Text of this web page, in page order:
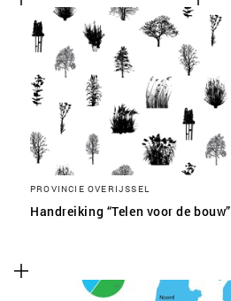
PROVINCIE OVERIJSSEL
Handreiking “Telen voor de bouw”